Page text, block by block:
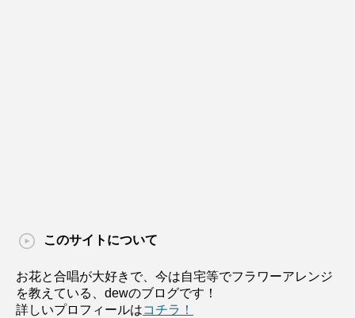
このサイトについて
お花と合唱が大好きで、今は自宅等でフラワーアレンジ
を教えている、dewのブログです！
詳しいプロフィールはコチラ！